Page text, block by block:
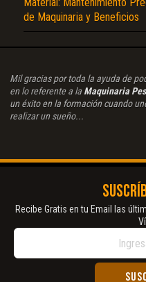
Material: Mantenimiento
de Maquinaria y Beneficios
Mil gracias por toda la ayuda de
en lo referente a la Maquinaria
un éxito en la formación cuando
realizar un sueño...
Recibe Gratis en tu Email las